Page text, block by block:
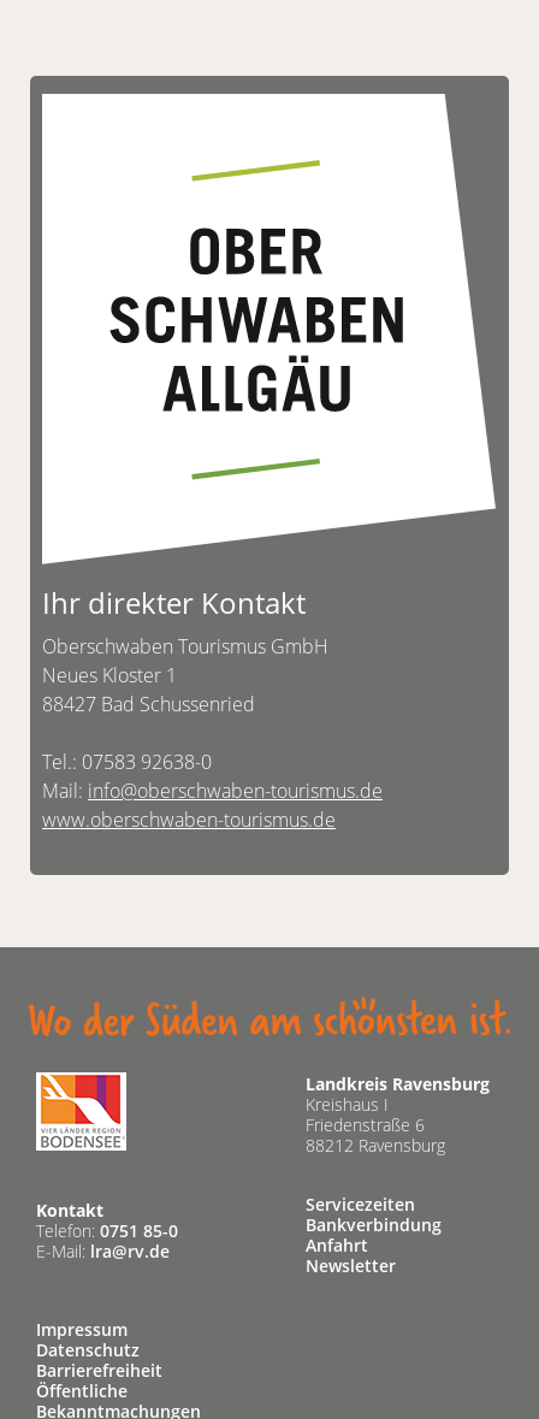
Ihr direkter Kontakt
Oberschwaben Tourismus GmbH
Neues Kloster 1
88427 Bad Schussenried
Tel.: 07583 92638-0
Mail: info@oberschwaben-tourismus.de
www.oberschwaben-tourismus.de
Landkreis Ravensburg
Kreishaus I
Friedenstraße 6
88212 Ravensburg
Kontakt
Telefon: 0751 85-0
E-Mail: lra@rv.de
Servicezeiten
Bankverbindung
Anfahrt
Newsletter
Impressum
Datenschutz
Barrierefreiheit
Öffentliche
Bekanntmachungen